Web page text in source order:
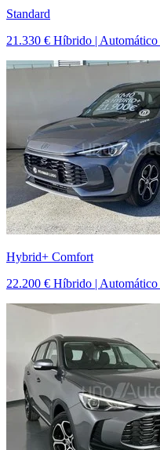
Standard
21.330 € Híbrido | Automático
Hybrid+ Comfort
22.200 € Híbrido | Automático